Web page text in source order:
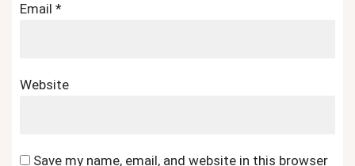
Email *
Website
Save my name, email, and website in this browser